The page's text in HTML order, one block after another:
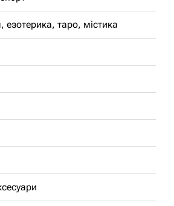
езотерика, таро, містика